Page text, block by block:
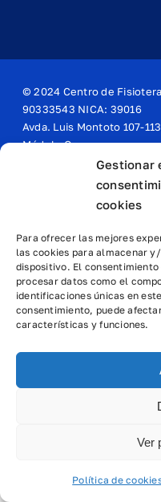
Gestionar
cookies
Para ofrecer las mejores
las cookies para almacenar
dispositivo. El
procesar datos como el
identificaciones únicas en
consentimiento, puede
características y funciones.
Ver
Política de
CONTACTO
© 2024 Centro de
90333543 NICA: 39016
Avda. Luis Montoto 107-
Módulo O
Política